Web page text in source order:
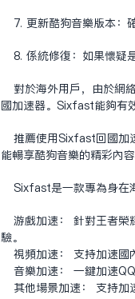
7. 更新酷狗音乐版本：
8. 系统修复：如果怀疑
对于海外用户，由于网
国加速器。Sixfast能够有
推荐使用Sixfast回国加
能畅享酷狗音乐的精彩内容
Sixfast是一款专为身在
游戏加速： 针对王者荣
验。
视频加速： 支持加速国
音乐加速： 一键加速
其他场景加速： 支持加